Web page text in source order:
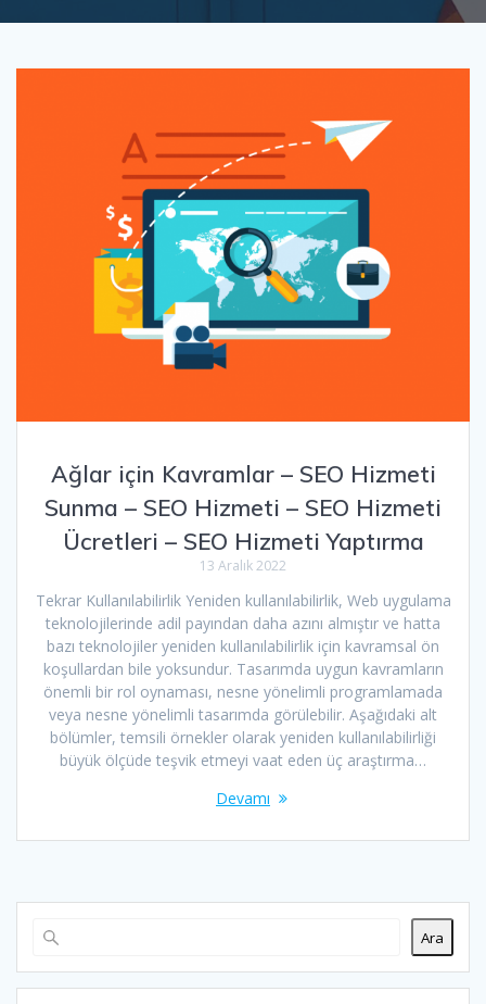
Ağlar için Kavramlar – SEO Hizmeti
Sunma – SEO Hizmeti – SEO Hizmeti
Ücretleri – SEO Hizmeti Yaptırma
13 Aralık 2022
Tekrar Kullanılabilirlik Yeniden kullanılabilirlik, Web uygulama
teknolojilerinde adil payından daha azını almıştır ve hatta
bazı teknolojiler yeniden kullanılabilirlik için kavramsal ön
koşullardan bile yoksundur. Tasarımda uygun kavramların
önemli bir rol oynaması, nesne yönelimli programlamada
veya nesne yönelimli tasarımda görülebilir. Aşağıdaki alt
bölümler, temsili örnekler olarak yeniden kullanılabilirliği
büyük ölçüde teşvik etmeyi vaat eden üç araştırma…
Devamı
Ara